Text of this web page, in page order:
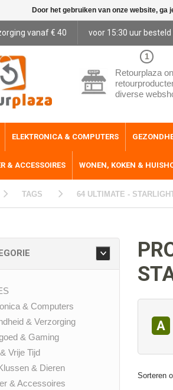
vanaf € 40 voor 15:30 uur
1
Retourplaza
diverse
ELEKTRONICA & COMPUTERS
& ACCESSOIRES WONEN, KOKEN &
TAGS 64 ULTIMATE -
& Computers
& Verzorging
& Gaming
Vrije Tijd
& Dieren
& Accessoires
A
Sorteren
Door het gebruiken van onze website,